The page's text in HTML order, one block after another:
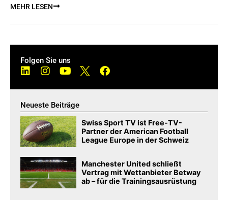
MEHR LESEN
Folgen Sie uns
Neueste Beiträge
Swiss Sport TV ist Free-TV-
Partner der American Football
League Europe in der Schweiz
Manchester United schließt
Vertrag mit Wettanbieter Betway
ab – für die Trainingsausrüstung